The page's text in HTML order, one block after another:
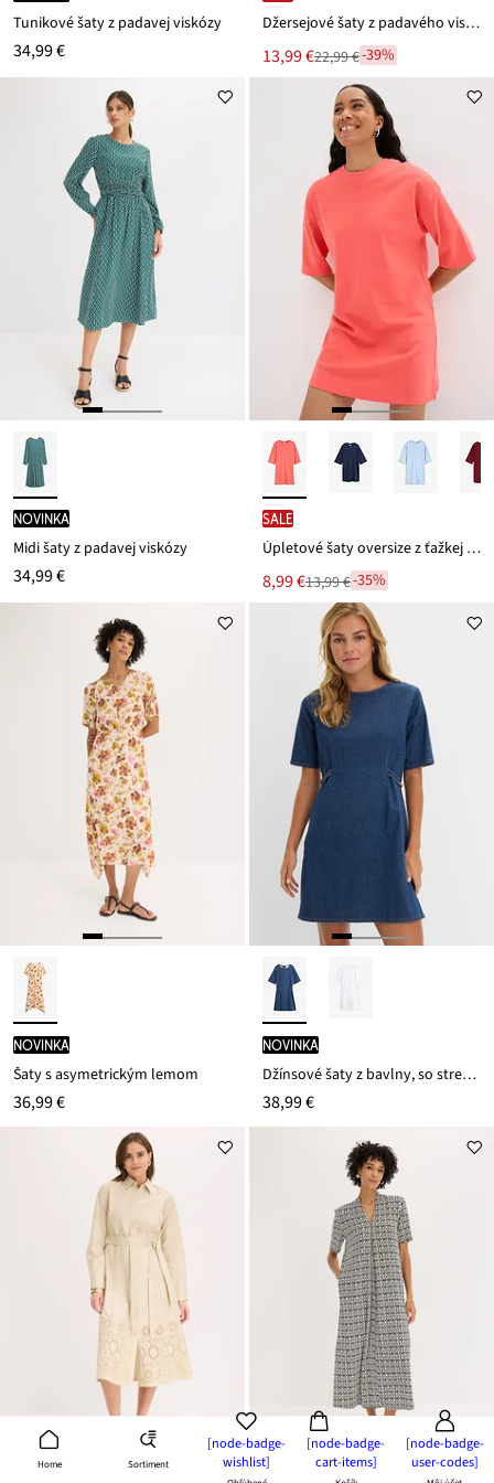
Home Sortiment
[node-badge-
wishlist]
[node-badge-
cart-items]
[node-badge-
user-codes]
Tunikové šaty z padavej viskózy
34,99 €
Džersejové šaty z padavého viskózového mixu
Nová
cena
13,99 €
Zľava 22,99 €-39%
novinka
Midi šaty z padavej viskózy
34,99 €
SALE
Úpletové šaty oversize z ťažkej bio bavlny
Nová
cena
8,99 €
Zľava13,99 €-35%
novinka
Šaty s asymetrickým lemom
36,99 €
novinka
Džínsové šaty z bavlny, so strečom
38,99 €